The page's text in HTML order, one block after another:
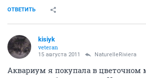
ОТВЕТИТЬ
kisiyk
veteran
15 августа 2011 NaturelleRiviera
Аквариум я покупала в цветочном